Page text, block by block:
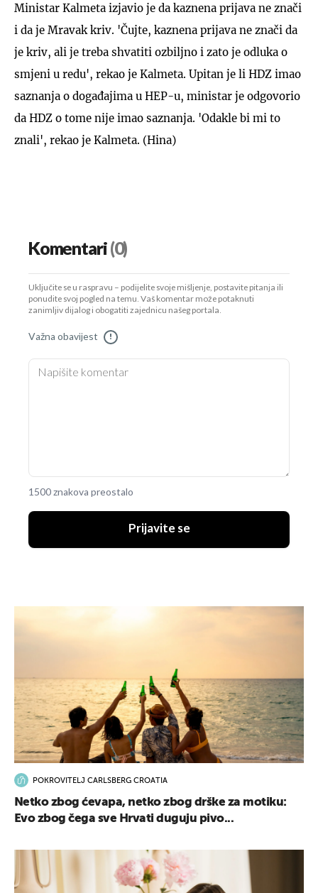
Ministar Kalmeta izjavio je da kaznena prijava ne znači
i da je Mravak kriv. 'Čujte, kaznena prijava ne znači da
je kriv, ali je treba shvatiti ozbiljno i zato je odluka o
smjeni u redu', rekao je Kalmeta. Upitan je li HDZ imao
saznanja o događajima u HEP-u, ministar je odgovorio
da HDZ o tome nije imao saznanja. 'Odakle bi mi to
znali', rekao je Kalmeta. (Hina)
Komentari(0)
Uključite se u raspravu – podijelite svoje mišljenje, postavite pitanja ili
ponudite svoj pogled na temu. Vaš komentar može potaknuti
zanimljiv dijalog i obogatiti zajednicu našeg portala.
Važna obavijest !
1500 znakova preostalo
Prijavite se
POKROVITELJ CARLSBERG CROATIA
Netko zbog ćevapa, netko zbog drške za motiku:
Evo zbog čega sve Hrvati duguju pivo...